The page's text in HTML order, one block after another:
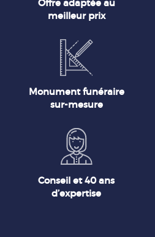
Offre adaptée au
meilleur prix
Monument funéraire
sur-mesure
Conseil et 40 ans
d’expertise